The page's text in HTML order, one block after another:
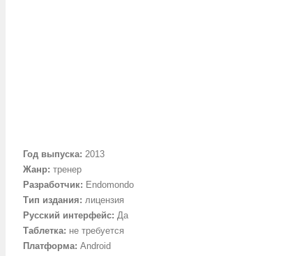
Год выпуска: 2013
Жанр: тренер
Разработчик: Endomondo
Тип издания: лицензия
Русский интерфейс: Да
Таблетка: не требуется
Платформа: Android